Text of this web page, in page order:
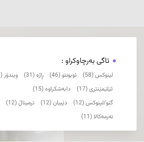
تاگی بەرچاوکراو :
لینوکس (58) ئوبونتو (46) ڕاژە (31)
ویندۆز (20)
ئێلێمێنتری (17)
دابەشکراوە (15)
گنو/لینوکس (12)
دێبیان (12)
ترمیناڵ (12)
نەرمەکالا (11)